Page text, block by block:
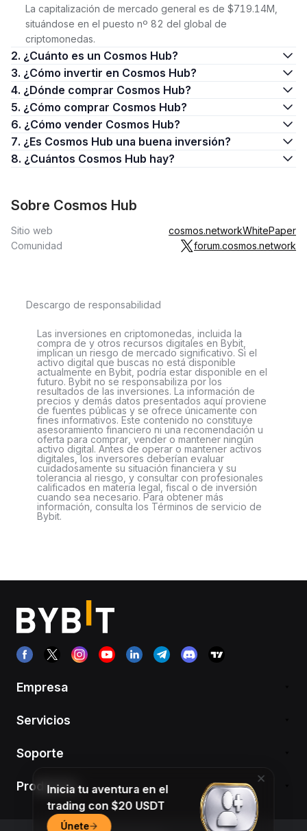
La capitalización de mercado general es de $719.14M,
situándose en el puesto nº 82 del global de
criptomonedas.
2. ¿Cuánto es un Cosmos Hub?
3. ¿Cómo invertir en Cosmos Hub?
4. ¿Dónde comprar Cosmos Hub?
5. ¿Cómo comprar Cosmos Hub?
6. ¿Cómo vender Cosmos Hub?
7. ¿Es Cosmos Hub una buena inversión?
8. ¿Cuántos Cosmos Hub hay?
Sobre Cosmos Hub
Sitio web cosmos.networkWhitePaper
Comunidad
forum.cosmos.network
Descargo de responsabilidad
Las inversiones en criptomonedas, incluida la
compra de y otros recursos digitales en Bybit,
implican un riesgo de mercado significativo. Si el
activo digital que buscas no está disponible
actualmente en Bybit, podría estar disponible en el
futuro. Bybit no se responsabiliza por los
resultados de las inversiones. La información de
precios y demás datos presentados aquí proviene
de fuentes públicas y se ofrece únicamente con
fines informativos. Este contenido no constituye
asesoramiento financiero ni una recomendación u
oferta para comprar, vender o mantener ningún
activo digital. Antes de operar o mantener activos
digitales, los inversores deberían evaluar
cuidadosamente su situación financiera y su
tolerancia al riesgo, y consultar con profesionales
calificados en materia legal, fiscal o de inversión
cuando sea necesario. Para obtener más
información, consulta los Términos de servicio de
Bybit.
Empresa
Servicios
Soporte
ProductosInicia tu aventura en el
trading con $20 USDT
Únete